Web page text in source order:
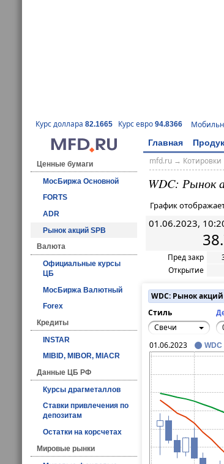
Курс доллара 82.1665 Курс евро 94.8366
Главная
Ценные бумаги
МосБиржа Основной
FORTS
ADR
Рынок акций SPB
Валюта
Официальные курсы
ЦБ
МосБиржа Валютный
Forex
Кредиты
INSTAR
MIBID, MIBOR, MIACR
Данные ЦБ РФ
Курсы драгметаллов
Ставки привлечения по
депозитам
Остатки на корсчетах
Мировые рынки
mfd.ru→ Котировки
WDC: Рынок
График
01.06.2023,
Пред закр
Открытие
WDC: Рынок акций
Стиль
Свечи
01.06.2023 WDC